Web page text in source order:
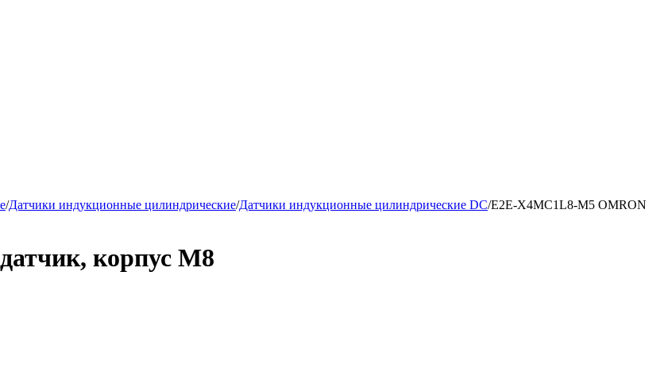
/Датчики индукционные цилиндрические/Датчики индукционные цилиндрические DC/E2E-X4MC1L8-M5 OMRON
корпус М8